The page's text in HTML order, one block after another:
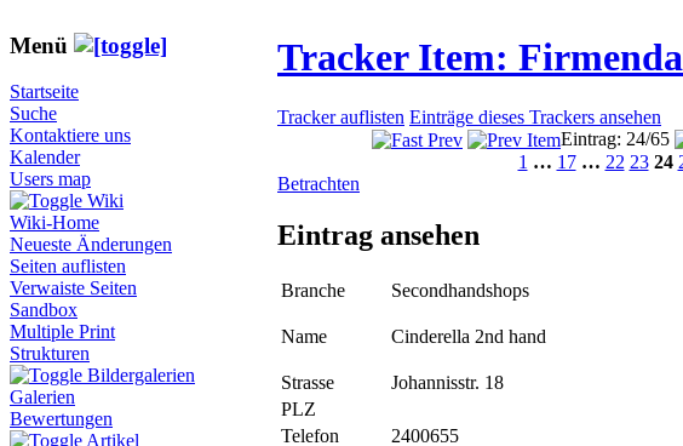
Menü
Startseite
Suche
Kontaktiere uns
Kalender
Users map
Wiki
Wiki-Home
Neueste Änderungen
Seiten auflisten
Verwaiste Seiten
Sandbox
Multiple Print
Strukturen
Bildergalerien
Galerien
Bewertungen
Artikel
Tracker Item:
Tracker auflisten Einträge dieses Trackers ansehen
Eintrag: 24/65
1 … 17 … 22 23 24
Betrachten
Eintrag ansehen
Branche Secondhandshops
Name Cinderella 2nd hand
Strasse
Johannisstr. 18
PLZ
Telefon
2400655